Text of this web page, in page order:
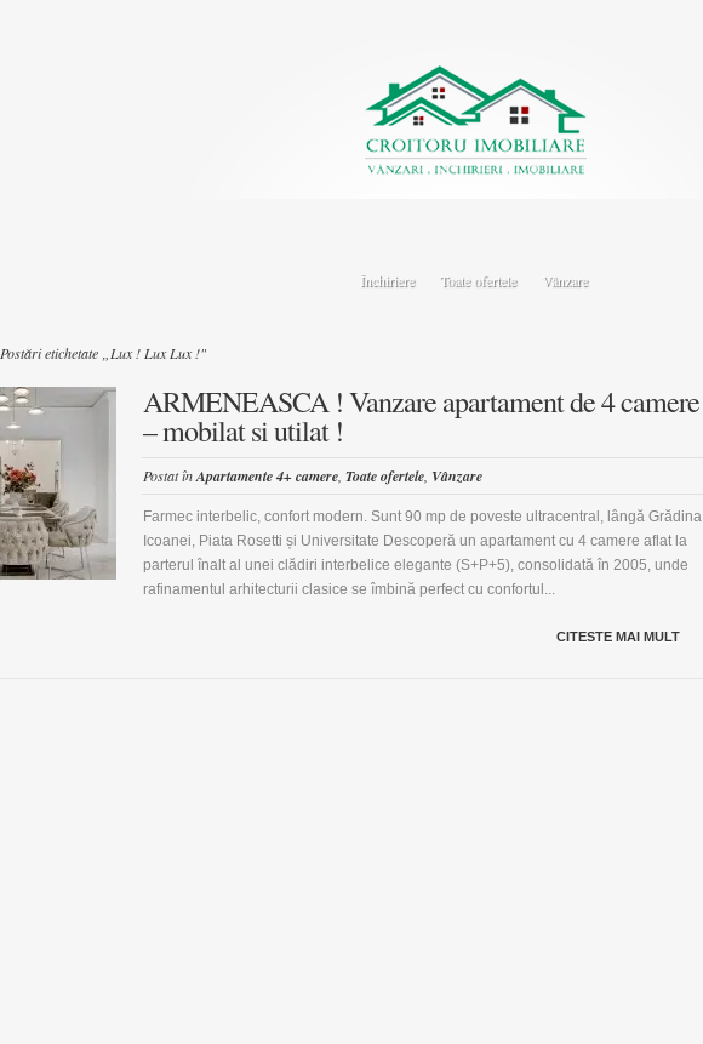
Închiriere Toate ofertele Vânzare
Postări etichetate „Lux ! Lux Lux !"
ARMENEASCA ! Vanzare apartament de 4 camere
– mobilat si utilat !
Postat înApartamente 4+ camere Toate ofertele Vânzare
Farmec interbelic, confort modern. Sunt 90 mp de poveste ultracentral, lângă Grădina
Icoanei, Piata Rosetti și Universitate Descoperă un apartament cu 4 camere aflat la
parterul înalt al unei clădiri interbelice elegante (S+P+5), consolidată în 2005, unde
rafinamentul arhitecturii clasice se îmbină perfect cu confortul...
CITESTE MAI MULT